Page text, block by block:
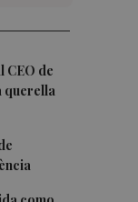
CEO de
querella